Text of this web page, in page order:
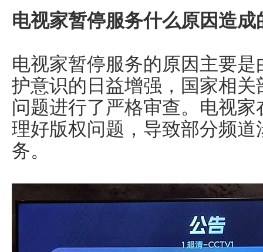
电视家暂停服务什么原因造成
电视家暂停服务的原因主要
护意识的日益增强，国家相
问题进行了严格审查。电视
理好版权问题，导致部分频
务。